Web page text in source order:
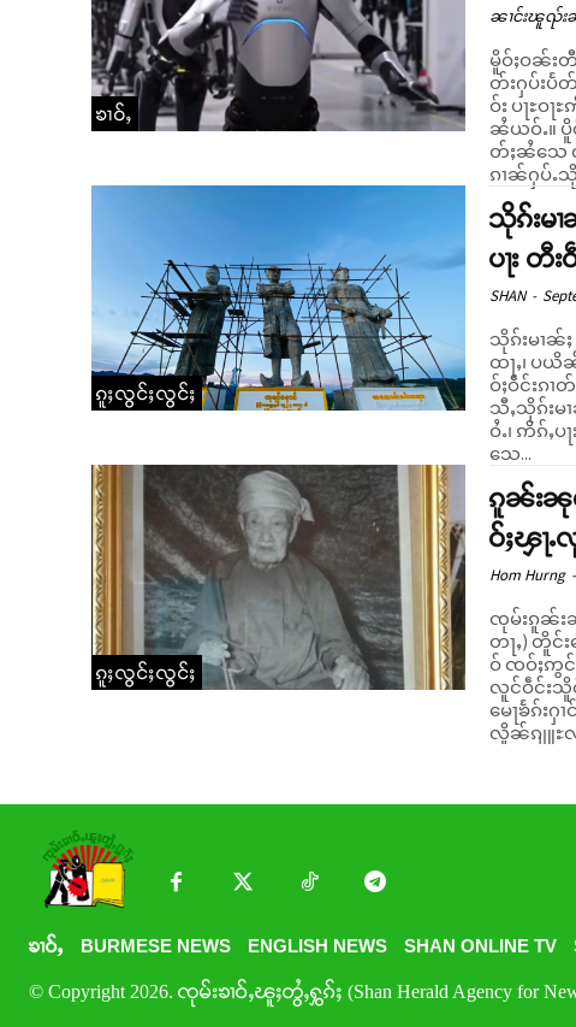
ၶၢဝ်ႇ
ၼၢင်းၽူၺ်း
မိူဝ်ႈဝၼ်း
တ်းႁပ်းပႅ
ဝ်း ပႃႊဝ
ၼႆယဝ်ႉ။ ပိူဝ်ႈတႃႇၵႅတ်ႇၶႄႇၵၢၼ်လွၵ်ႇငိုတ်ႈ လွင်ႈႁူမ်ႈလူမ်ႈၸိူဝ်ႉၸၢ
တ်ႈၼႆသေ
ၵၢၼ်ႁပ်ႉသို
ၵူႈလွင်ႈလွင်ႈ
သိုၵ်းမၢ
ပႃး တီး
SHAN -
သိုၵ်းမၢၼ်ႈ
ထႃႇ၊ ပယိ
ဝ်ႈဝဵင်းၵၢတ်ႇၵဝ်
သီႇသိုၵ်းမ
ဝႆႉ၊ ဢိၵ်ႇ
သေ...
ၵူႈလွင်ႈလွင်ႈ
ၵူၼ်းၼု
ဝ်ႈၾႃ
Hom Hurng -
ၸုမ်းၵူၼ်း
တႃႇ) တိူင်
ဝ် ၸဝ်ႈဢွင်ႇမျၢတ်
လူင်ဝဵင်းသိူ
မေႃၶႅၵ်းႁ
လိူၼ်ၵျူႊလ
ၶၢဝ်ႇ BURMESE NEWS ENGLISH NEWS SHAN ONLINE TV
© Copyright 2026. ၸုမ်းၶၢဝ်ႇၽူႈတွႆႇႁွၵ်ႈ (Shan Herald Agency for